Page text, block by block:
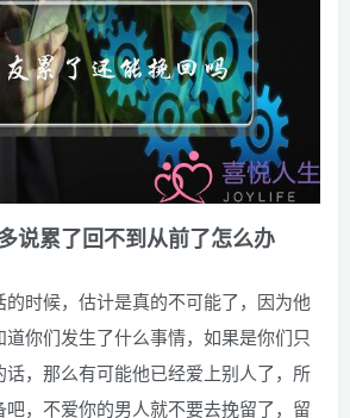
说累了回不到从前了怎么办
时候，估计是真的不可能了，因为他
你们发生了什么事情，如果是你们只
话，那么有可能他已经爱上别人了，所
，不爱你的男人就不要去挽留了，留